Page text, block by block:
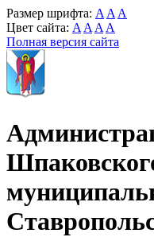
Размер шрифта: A A A
Цвет сайта: A A A A
Полная версия сайта